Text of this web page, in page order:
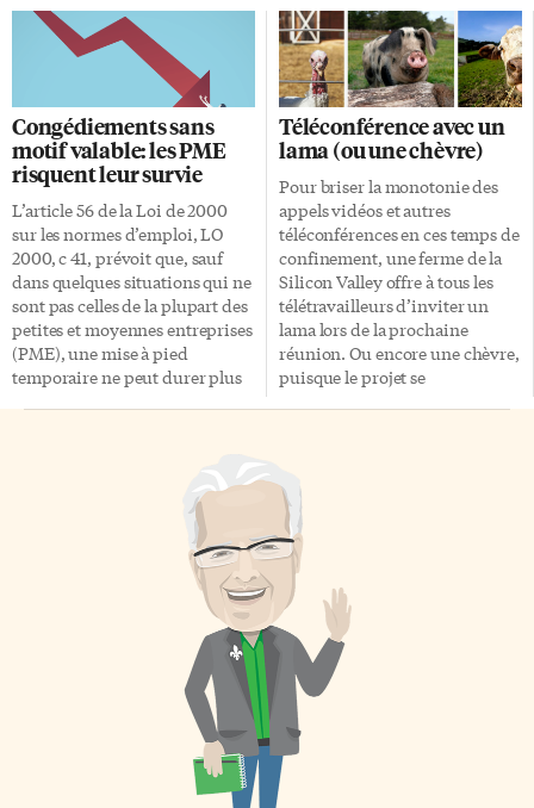
l’appui de la Banque du Canada.
Partie remise? Voyons voir. Dès
2018 «Le moment est venu de
discuter sérieusement du
sauvetage fiscal de Terre-
Neuve-et-Labrador», écrivait le
journaliste Hans Rollmans, du
média en ligne
theindependent.ca, dans un
billet diffusé le 17 mars 2018.
Cette date n’est pas une
coquille: il y a deux ans, la
faillite […]
William Shakespeare et de
l’Inca Garcilaso de la Vega. Nous
célébrons donc, cette année, la
25e Journée mondiale du livre
et du droit d’auteur. Au Paradis
en même temps? Selon certains
historiens, la date du 23 avril
n’est pas si certaine que cela;
Shakespeare ou Cervantès serait
peut-être mort le […]
Congédiements sans
motif valable: les PME
risquent leur survie
L’article 56 de la Loi de 2000
sur les normes d’emploi, LO
2000, c 41, prévoit que, sauf
dans quelques situations qui ne
sont pas celles de la plupart des
petites et moyennes entreprises
(PME), une mise à pied
temporaire ne peut durer plus
pied temporaire dépasse cette
limite de 13 semaines, il est
présumé que l’employeur a mis
fin à la relation d’emploi sans
motif valable. Depuis le début
du mois de mars, la pandémie
CoViD-19 a des répercussions
disproportionnées sur les
Téléconférence avec un
lama (ou une chèvre)
Pour briser la monotonie des
appels vidéos et autres
téléconférences en ces temps de
confinement, une ferme de la
Silicon Valley offre à tous les
télétravailleurs d’inviter un
lama lors de la prochaine
réunion. Ou encore une chèvre,
puisque le projet se
soi. La ferme
californienne Sweet Farm est
un «sanctuaire» sans but
lucratif liant éducation et
promotion de l’agriculture
végane, refuge pour animaux et
technologie. Il en coûte 100$
pour accueillir Paco. La ferme a
pour mission l’éducation à
l’environnement, la
sensibilisation à l’agriculture
durable et végane […]